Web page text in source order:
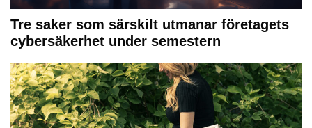
Tre saker som särskilt utmanar företagets
cybersäkerhet under semestern